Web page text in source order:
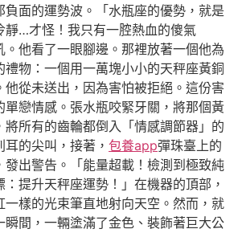
負面的運勢波。「水瓶座的優勢，就是
靜…才怪！我只有一腔熱血的傻氣
。他看了一眼腳邊。那裡放著一個他為
物：一個用一萬塊小小的天秤座黃銅
他從未送出，因為害怕被拒絕。這份害
單戀情感。張水瓶咬緊牙關，將那個黃
將所有的齒輪都倒入「情感調節器」的
的尖叫，接著， 包養app彈珠臺上的
發出警告。「能量超載！檢測到極致純
提升天秤座運勢！」在機器的頂部，
一樣的光束筆直地射向天空。然而，就
瞬間，一輛塗滿了金色、裝飾著巨大公